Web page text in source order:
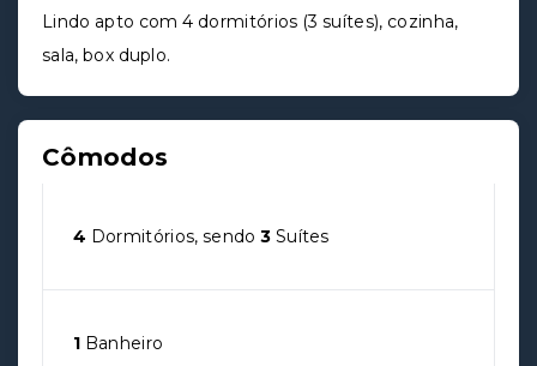
Lindo apto com 4 dormitórios (3 suítes), cozinha,
sala, box duplo.
Cômodos
4 Dormitórios, sendo3 Suítes
1 Banheiro